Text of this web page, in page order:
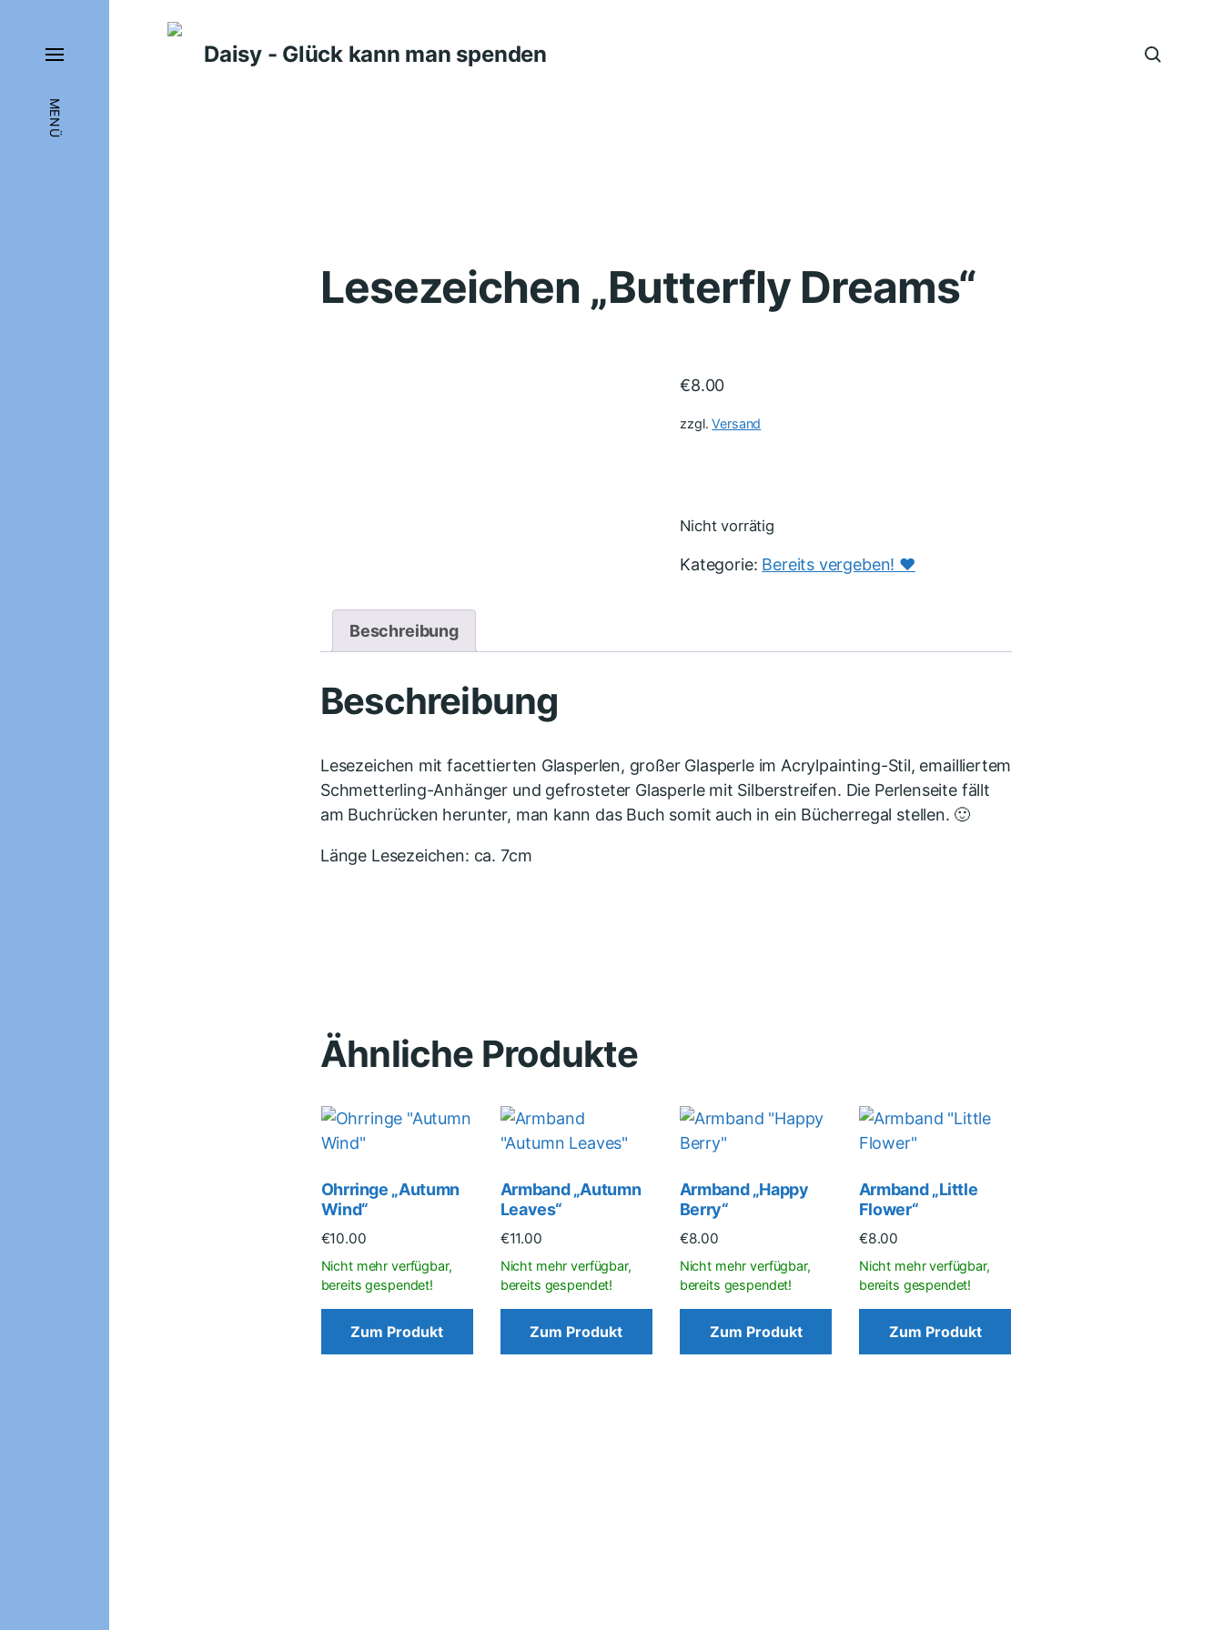
MENÜ
Daisy - Glück kann man spenden
Lesezeichen „Butterfly Dreams“
€8.00
zzgl.Versand
Nicht vorrätig
Kategorie: Bereits vergeben! ♥️
Beschreibung
Beschreibung
Lesezeichen mit facettierten Glasperlen, großer Glasperle im Acrylpainting-Stil, emailliertem
Schmetterling-Anhänger und gefrosteter Glasperle mit Silberstreifen. Die Perlenseite fällt
am Buchrücken herunter, man kann das Buch somit auch in ein Bücherregal stellen. 🙂
Länge Lesezeichen: ca. 7cm
Ähnliche Produkte
Ohrringe „Autumn
Wind“
€10.00
Zum Produkt
Armband „Autumn
Leaves“
€11.00
Zum Produkt
Armband „Happy
Berry“
€8.00
Zum Produkt
Armband „Little
Flower“
€8.00
Zum Produkt